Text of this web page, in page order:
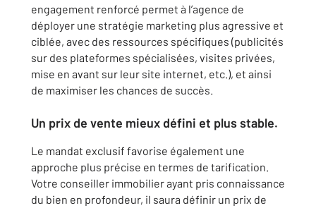
engagement renforcé permet à l’agence de
déployer une stratégie marketing plus agressive et
ciblée, avec des ressources spécifiques (publicités
sur des plateformes spécialisées, visites privées,
mise en avant sur leur site internet, etc.), et ainsi
de maximiser les chances de succès.
Un prix de vente mieux défini et plus stable.
Le mandat exclusif favorise également une
approche plus précise en termes de tarification.
Votre conseiller immobilier ayant pris connaissance
du bien en profondeur, il saura définir un prix de